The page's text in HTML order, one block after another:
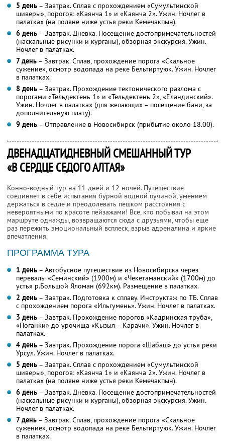
5 день – Завтрак. Сплав с прохождением «Сумультинской
шиверы», порогов: «Каянча 1» и «Каянча 2». Ужин. Ночлег в
палатках (на поляне ниже устья реки Кемечакпын).
6 день – Завтрак. Дневка. Посещение достопримечательностей
(наскальные рисунки и курганы), обзорная экскурсия. Ужин.
Ночлег в палатках.
7 день – Завтрак. Сплав, прохождение порога «Скальное
сужение», осмотр водопада на реке Бельтиртуюк. Ужин. Ночлег
в палатках.
8 день – Завтрак. Прохождение тектонического разлома с
порогами «Тельдектень 1» и «Тельдектень 2», «Еландинский».
Ужин. Ночлег в палатках (для желающих – посещение бани, за
дополнительную плату).
9 день – Отправление в Новосибирск (прибытие около 18.00).
ДВЕНАДЦАТИДНЕВНЫЙ СМЕШАННЫЙ ТУР
«В СЕРДЦЕ СЕДОГО АЛТАЯ»
Конно-водный тур на 11 дней и 12 ночей. Путешествие
соединяет в себе испытания бурной водной пучиной, умением
держаться в седле и преодолевать пешком расстояния с
невероятными по красоте пейзажами! Все, кто побывал на этом
маршруте однажды, возвращаются сюда с друзьями, чтобы еще
раз пережить эмоциональный всплеск, взрыв адреналина и яркие
впечатления.
ПРОГРАММА ТУРА
1 день – Автобусное путешествие из Новосибирска через
перевалы «Семинский» (1900м) и «Чекетаманский» (1700м) до
устья р.Большой Яломан (692км). Размещение в палатках.
2 день – Завтрак. Подготовка к сплаву. Инструктаж по ТБ. Сплав
с прохождением порога «Ильгумень». Ужин. Ночлег в палатках.
3 день – Завтрак. Прохождение порогов «Кадринская труба»,
«Поганки» до урочища «Кызыл – Карачи». Ужин. Ночлег в
палатках.
4 день – Завтрак. Прохождение порога «Шабаш» до устья реки
Урсул. Ужин. Ночлег в палатках.
5 день – Завтрак. Сплав с прохождением «Сумультинской
шиверы», порогов: «Каянча 1» и «Каянча 2». Ужин. Ночлег в
палатках (на поляне ниже устья реки Кемечакпын).
6 день – Завтрак. Днёвка. Посещение достопримечательностей
(наскальные рисунки и курганы), обзорная экскурсия. Ужин.
Ночлег в палатках.
7 день – Завтрак. Сплав, прохождение порога «Скальное
сужение», осмотр водопада на реке Бельтиртуюк. Ужин. Ночлег
в палатках.